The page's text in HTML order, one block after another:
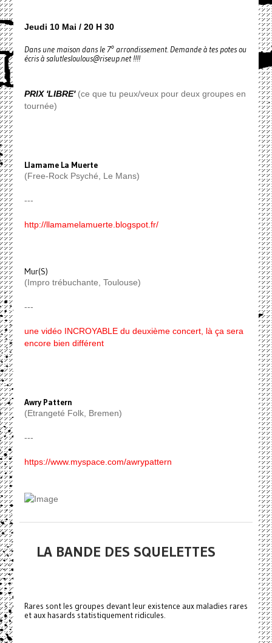
Jeudi 10 Mai / 20 H 30
Dans une maison dans le 7° arrondissement. Demande à tes potes ou
écris à salutlesloulous@riseup.net !!!!
PRIX 'LIBRE'(ce que tu peux/veux pour deux groupes en
tournée)
Llamame La Muerte
(Free-Rock Psyché, Le Mans)
---
http://llamamelamuerte.blogspot.fr/
Mur(S)
(Impro trébuchante, Toulouse)
---
une vidéo INCROYABLE du deuxième concert, là ça sera
encore bien différent
Awry Pattern
(Etrangeté Folk, Bremen)
---
https://www.myspace.com/awrypattern
LA BANDE DES SQUELETTES
Rares sont les groupes devant leur existence aux maladies rares
et aux hasards statistiquement ridicules.